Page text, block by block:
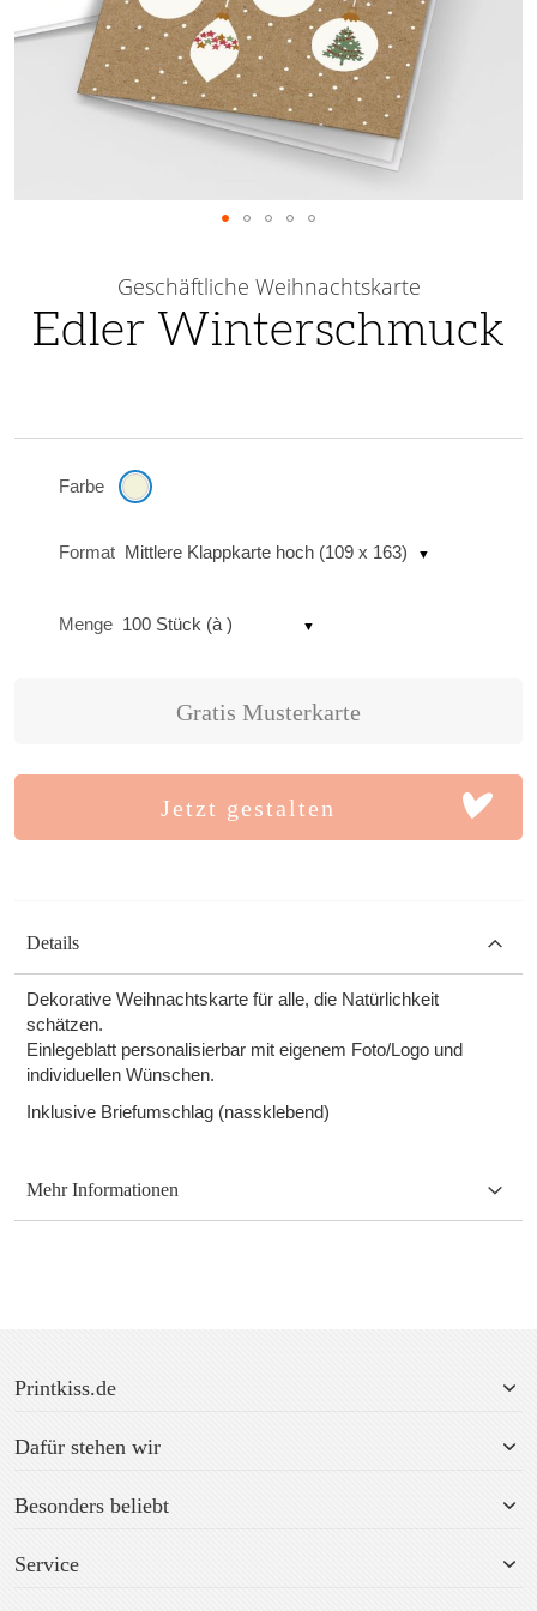
the
beginning
gallery
Geschäftliche Weihnachtskarte
Edler Winterschmuck
Menge 100 Stück (à )
Farbe
Format Mittlere Klappkarte hoch (109 x 163)
Jetzt gestalten
Gratis Musterkarte
Details
Dekorative Weihnachtskarte für alle, die Natürlichkeit
schätzen.
Einlegeblatt personalisierbar mit eigenem Foto/Logo und
individuellen Wünschen.
Inklusive Briefumschlag (nassklebend)
Mehr Informationen
Printkiss.de
Dafür stehen wir
Besonders beliebt
Service